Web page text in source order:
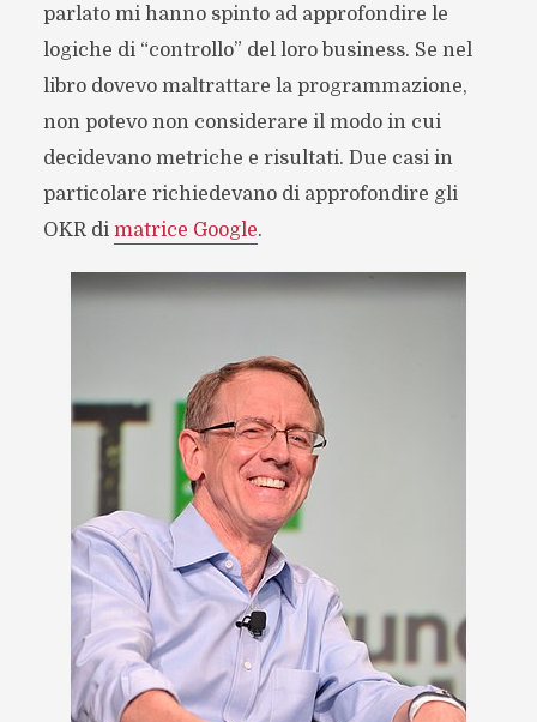
parlato mi hanno spinto ad approfondire le
logiche di “controllo” del loro business. Se nel
libro dovevo maltrattare la programmazione,
non potevo non considerare il modo in cui
decidevano metriche e risultati. Due casi in
particolare richiedevano di approfondire gli
OKR di matrice Google.